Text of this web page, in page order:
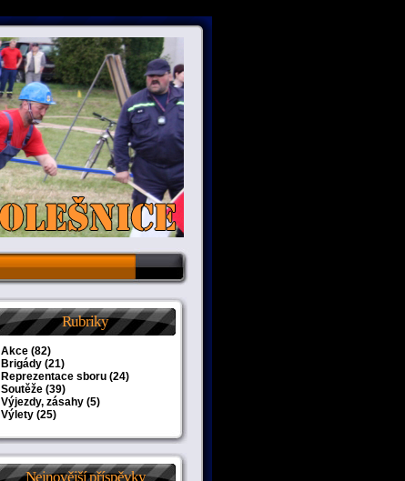
Rubriky
Akce (82)
Brigády (21)
Reprezentace sboru (24)
Soutěže (39)
Výjezdy, zásahy (5)
Výlety (25)
Nejnovější příspěvky